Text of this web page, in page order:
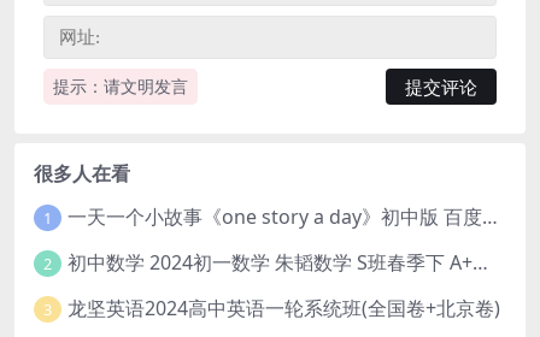
提示：请文明发言
很多人在看
1 一天一个小故事《one story a day》初中版 百度网盘分享下载
2 初中数学 2024初一数学 朱韬数学 S班春季下 A+班春季下 百度云网盘
3 龙坚英语2024高中英语一轮系统班(全国卷+北京卷)